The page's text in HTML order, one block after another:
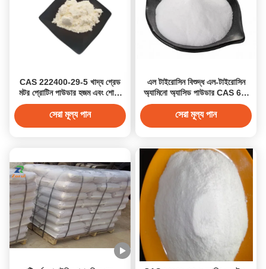
CAS 222400-29-5 খাদ্য গ্রেড
মটর প্রোটিন পাউডার হজম এবং শোষণ
বৃদ্ধির জন্য হাইড্রোলাইজড মটর প্রোটিন
সেরা মূল্য পান
এল টাইরোসিন বিশুদ্ধ এল-টাইরোসিন
অ্যামিনো অ্যাসিড পাউডার CAS 60-
18-4
সেরা মূল্য পান